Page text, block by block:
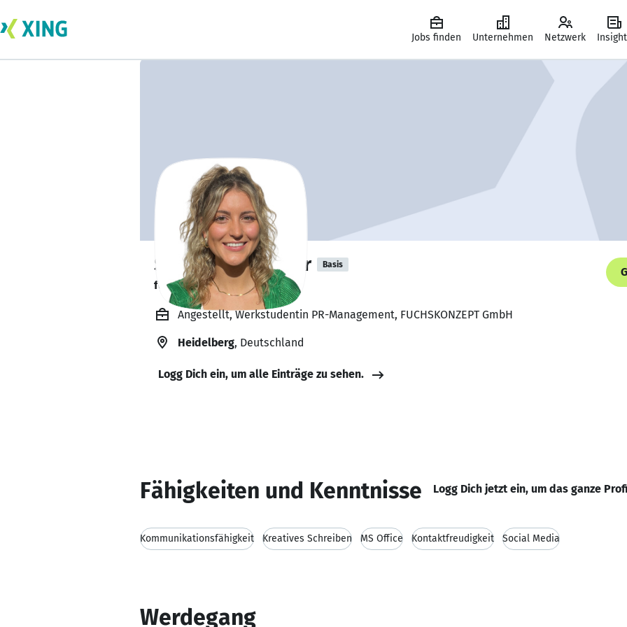
Jobs finden Unternehmen Netzwerk
Sophia Schweizer Basis
forscht zu einem Thema.
Angestellt, Werkstudentin PR-Management, FUCHSKONZEPT GmbH
Heidelberg, Deutschland
Logg Dich ein, um alle Einträge zu sehen.
Fähigkeiten und Kenntnisse Logg Dich jetzt ein, um das ganze
Kommunikationsfähigkeit Kreatives Schreiben MS Office Kontaktfreudigkeit Social Media
Werdegang